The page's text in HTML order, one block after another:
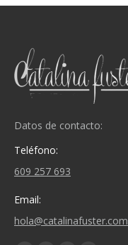
Datos de contacto:
Teléfono:
609 257 693
Email:
hola@catalinafuster.com